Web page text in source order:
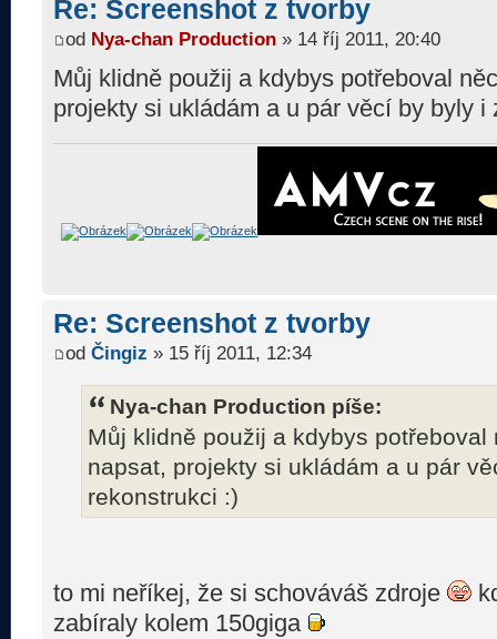
Re: Screenshot z tvorby
od Nya-chan Production » 14 říj 2011, 20:40
Můj klidně použij a kdybys potřeboval
projekty si ukládám a u pár věcí by byly i
Re: Screenshot z tvorby
od Čingiz » 15 říj 2011, 12:34
Nya-chan Production píše:
Můj klidně použij a kdybys
napsat, projekty si ukládám a u pár
rekonstrukci :)
to mi neříkej, že si schováváš zdroje
zabíraly kolem 150giga